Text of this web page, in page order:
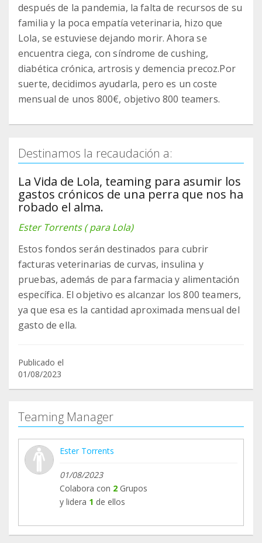
después de la pandemia, la falta de recursos de su
familia y la poca empatía veterinaria, hizo que
Lola, se estuviese dejando morir. Ahora se
encuentra ciega, con síndrome de cushing,
diabética crónica, artrosis y demencia precoz.Por
suerte, decidimos ayudarla, pero es un coste
mensual de unos 800€, objetivo 800 teamers.
Destinamos la recaudación a:
La Vida de Lola, teaming para asumir los
gastos crónicos de una perra que nos ha
robado el alma.
Ester Torrents ( para Lola)
Estos fondos serán destinados para cubrir
facturas veterinarias de curvas, insulina y
pruebas, además de para farmacia y alimentación
específica. El objetivo es alcanzar los 800 teamers,
ya que esa es la cantidad aproximada mensual del
gasto de ella.
Publicado el
01/08/2023
Teaming Manager
Ester Torrents
01/08/2023
Colabora con 2 Grupos
y lidera 1 de ellos